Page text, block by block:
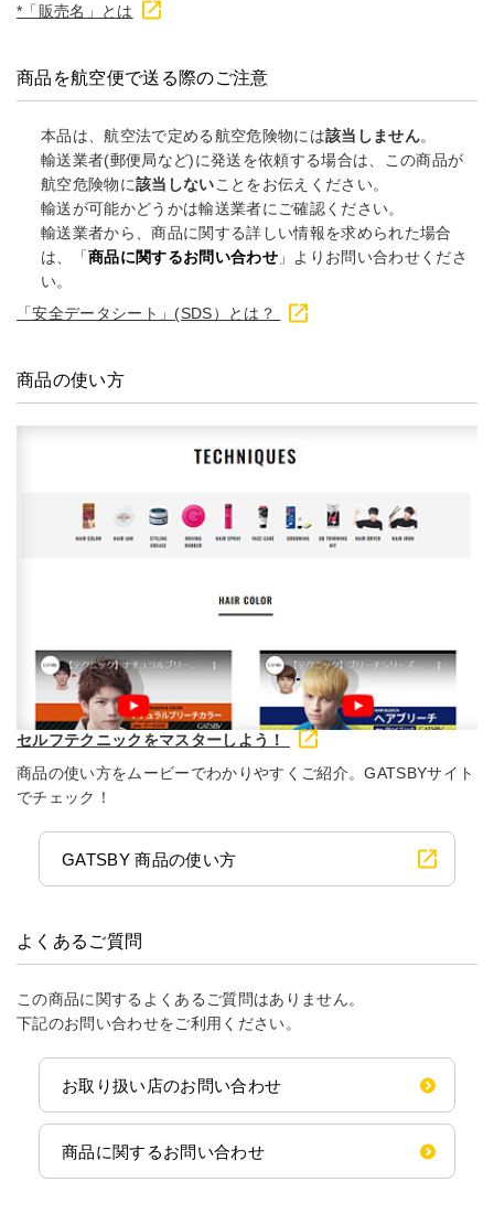
*「販売名」とは
商品を航空便で送る際のご注意
本品は、航空法で定める航空危険物には該当しません。
輸送業者(郵便局など)に発送を依頼する場合は、この商品が
航空危険物に該当しないことをお伝えください。
輸送が可能かどうかは輸送業者にご確認ください。
輸送業者から、商品に関する詳しい情報を求められた場合
は、「商品に関するお問い合わせ 」よりお問い合わせくださ
い。
「安全データシート」(SDS）とは？
商品の使い方
セルフテクニックをマスターしよう！
商品の使い方をムービーでわかりやすくご紹介。GATSBYサイト
でチェック！
GATSBY 商品の使い方
よくあるご質問
この商品に関するよくあるご質問はありません。
下記のお問い合わせをご利用ください。
お取り扱い店のお問い合わせ
商品に関するお問い合わせ